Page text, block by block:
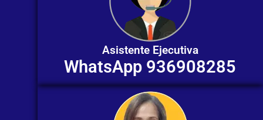
Asistente Ejecutiva
WhatsApp 936908285